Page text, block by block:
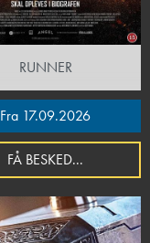
RUNNER
Fra 17.09.2026
FÅ BESKED...